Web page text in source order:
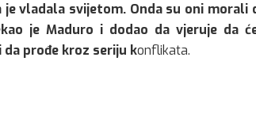
vladala svijetom. Onda su oni morali
je Maduro i dodao da vjeruje da
da prođe kroz seriju konflikata.